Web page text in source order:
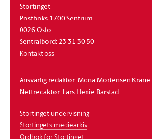
Stortinget
Postboks 1700 Sentrum
0026 Oslo
Sentralbord: 23 31 30 50
Kontakt oss
Ansvarlig redaktør: Mona Mortensen Krane
Nettredaktør: Lars Henie Barstad
Stortinget undervisning
Stortingets mediearkiv
Ordbok for Stortinget